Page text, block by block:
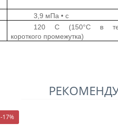
3,9 мПа • с
120 C (150°C в
короткого промежутка)
-17%